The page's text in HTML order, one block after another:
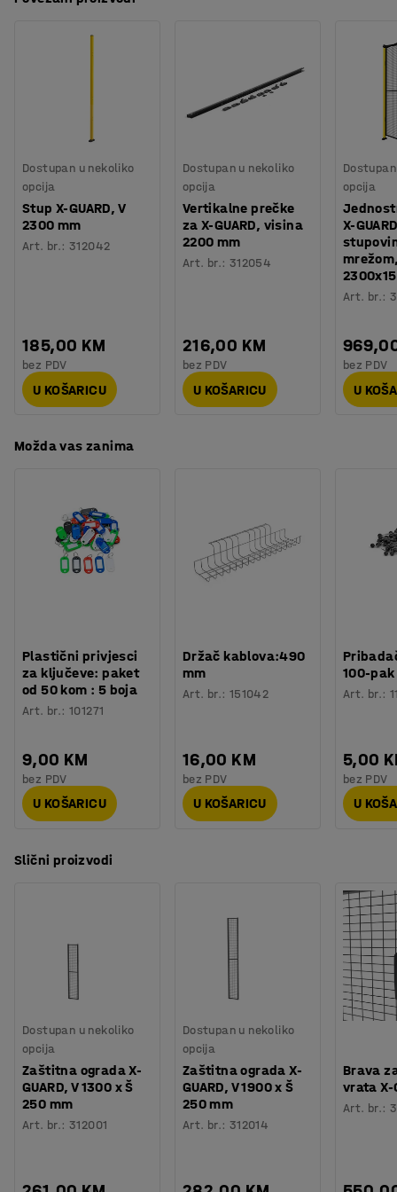
stupovima. Ovaj način montaže daje vam fleksibilnost i
mogućnost prilagođavanja sustava za ograđivanje
Paneli su izrađeni od čvrstih čeličnih cijevi i zavarene
mreže. Odaberite između različitih veličina kako bi
sastavili ograđeni prostor koji odgovara vašim
Materijal: Mreža
EN ISO 13857, EN ISO 14120
Dostupan u nekoliko
opcija
Stup X-GUARD, V
2300 mm
Art. br.:312042
185,00 KM
bez PDV
U KOŠARICU
Dostupan u nekoliko
opcija
Vertikalne prečke
za X-GUARD, visina
2200 mm
Art. br.: 312054
216,00 KM
bez PDV
U KOŠARICU
opcija
X-
Art. br.:
bez PDV
U
Možda vas zanima
Plastični privjesci
za ključeve: paket
od 50 kom : 5 boja
Art. br.:101271
9,00 KM
bez PDV
U KOŠARICU
Držač kablova:490
mm
Art. br.: 151042
16,00 KM
bez PDV
U KOŠARICU
100-pak
Art. br.:
5,00
bez PDV
U
Slični proizvodi
Dostupan u nekoliko
opcija
Zaštitna ograda X-
GUARD, V 1300 x Š
250 mm
Art. br.:312001
Dostupan u nekoliko
opcija
Zaštitna ograda X-
GUARD, V 1900 x Š
250 mm
Art. br.: 312014
Brava
vrata X-
Art. br.: